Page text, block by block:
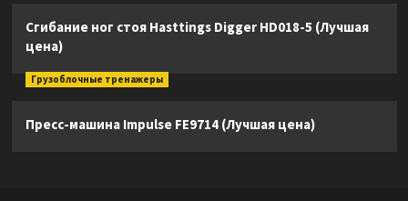
Сгибание ног стоя Hasttings Digger HD018-5 (Лучшая
цена)
Грузоблочные тренажеры
Пресс-машина Impulse FE9714 (Лучшая цена)